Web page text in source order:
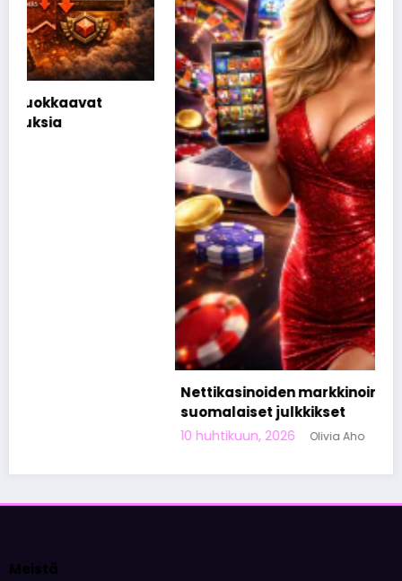
Nettikasinoiden markkinoinnista tunnetut
suomalaiset julkkikset
Olivia Aho
Meistä